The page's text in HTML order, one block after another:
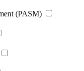
(PASM)